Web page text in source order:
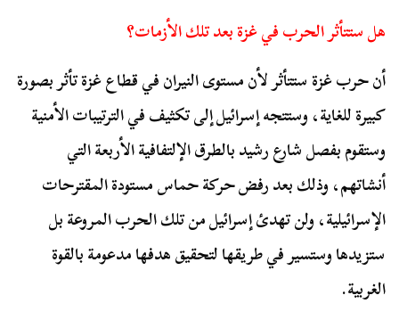
هل ستتأثر الحرب في غزة بعد تلك الأزمات؟
أن حرب غزة ستتأثر لأن مستوى النيران في قطاع غزة تأثر بصورة
كبيرة للغاية، وستتجه إسرائيل إلى تكثيف في الترتيبات الأمنية
وستقوم بفصل شارع رشيد بالطرق الإلتفافية الأربعة التي
أنشاتهم، وذلك بعد رفض حركة حماس مستودة المقترحات
الإسرائيلية، ولن تهدئ إسرائيل من تلك الحرب المروعة بل
ستزيدها وستسير في طريقها لتحقيق هدفها مدعومة بالقوة
الغربية.